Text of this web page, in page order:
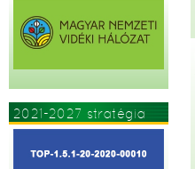
2021-2027 stratégia